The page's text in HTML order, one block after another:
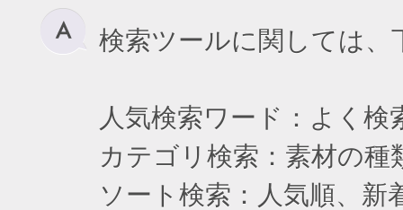
検索ツールに関しては
人気検索ワード：よく
カテゴリ検索：素材の
ソート検索：人気順、